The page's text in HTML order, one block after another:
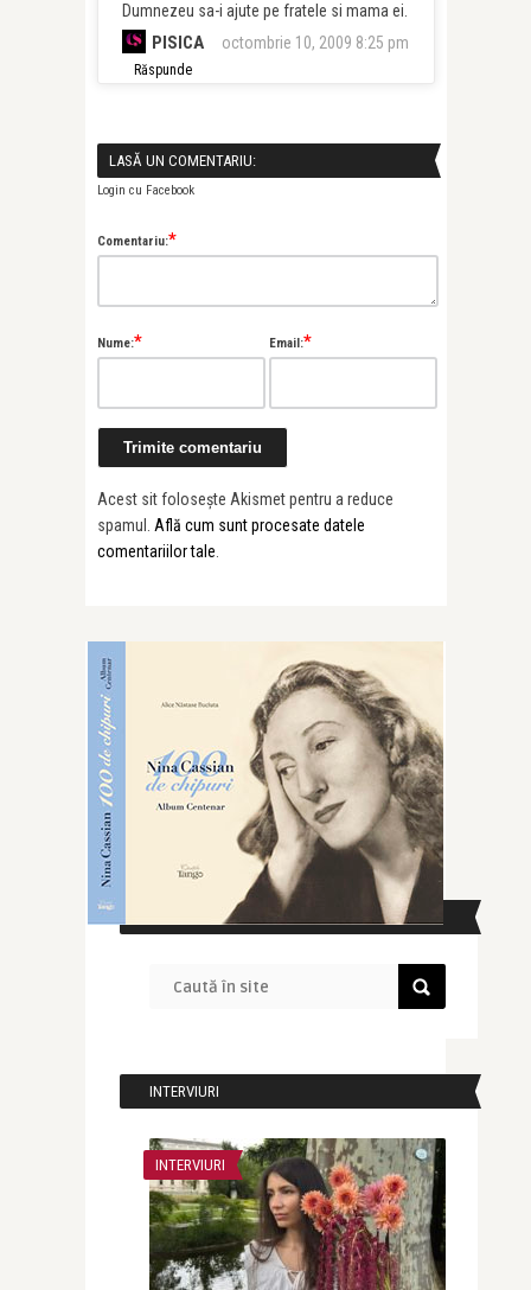
Dumnezeu sa-i ajute pe fratele si mama ei.
PISICA octombrie 10, 2009 8:25 pm
Răspunde
LASĂ UN COMENTARIU:
Login cu Facebook
Comentariu:*
Nume:* Email:*
Acest sit folosește Akismet pentru a reduce
spamul. Află cum sunt procesate datele
comentariilor tale
CAUTĂ ÎN SITE
INTERVIURI
INTERVIURI